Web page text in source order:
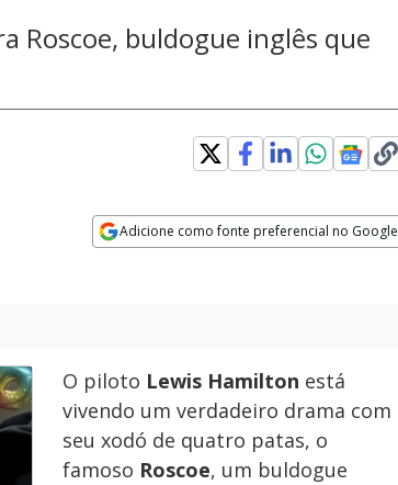
Roscoe, buldogue inglês que
Adicione como fonte preferencial no Google
O piloto Lewis Hamilton está
vivendo um verdadeiro drama com
seu xodó de quatro patas, o
famoso Roscoe, um buldogue